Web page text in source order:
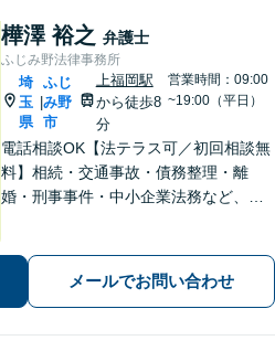
樺澤 裕之 弁護士
ふじみ野法律事務所
埼
玉
県
ふじ
み野
市
上福岡駅
から徒歩8
分
営業時間：09:00
~19:00（平日）
電話相談OK【法テラス可／初回相談無
料】相続・交通事故・債務整理・離
婚・刑事事件・中小企業法務など、お
へと導きます【休日夜間対応】【上福
岡駅8分】【駐車場あり】
メールでお問い合わせ